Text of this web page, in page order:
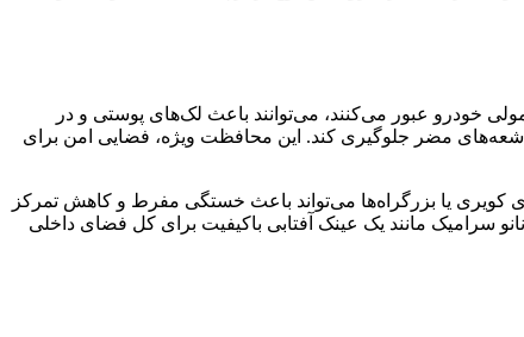
خودرو عبور می‌کنند، می‌توانند باعث لک‌های پوستی و در
از ۹۹ درصد از ورود این اشعه‌های مضر جلوگیری کند. این محافظت ویژه، فضایی امن برای
یا بزرگراه‌ها می‌تواند باعث خستگی مفرط و کاهش تمرکز
سرامیک مانند یک عینک آفتابی باکیفیت برای کل فضای داخلی